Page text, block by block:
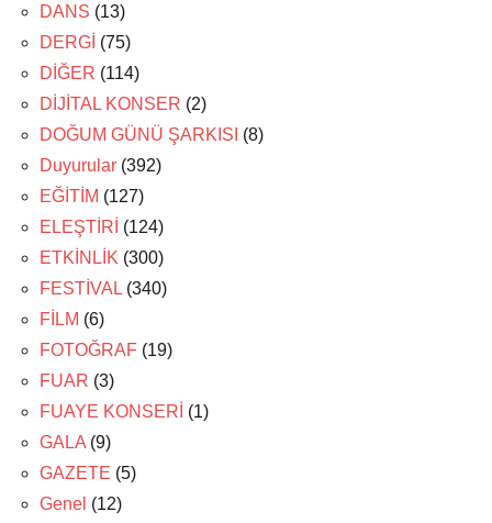
DANS (13)
DERGİ (75)
DİĞER (114)
DİJİTAL KONSER (2)
DOĞUM GÜNÜ ŞARKISI (8)
Duyurular (392)
EĞİTİM (127)
ELEŞTİRİ (124)
ETKİNLİK (300)
FESTİVAL (340)
FİLM (6)
FOTOĞRAF (19)
FUAR (3)
FUAYE KONSERİ (1)
GALA (9)
GAZETE (5)
Genel (12)